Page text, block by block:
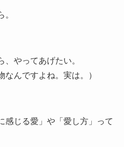
やってあげたい。
なんですよね。実は。）
感じる愛」や「愛し方」って